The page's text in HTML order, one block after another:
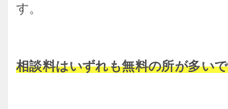
す。
相談料はいずれも無料の所が多い